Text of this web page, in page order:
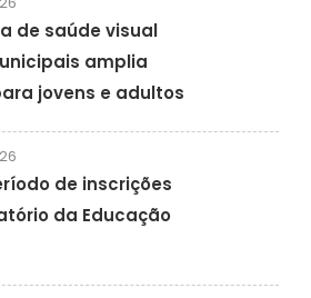
de saúde visual
amplia
jovens e adultos
de inscrições
da Educação